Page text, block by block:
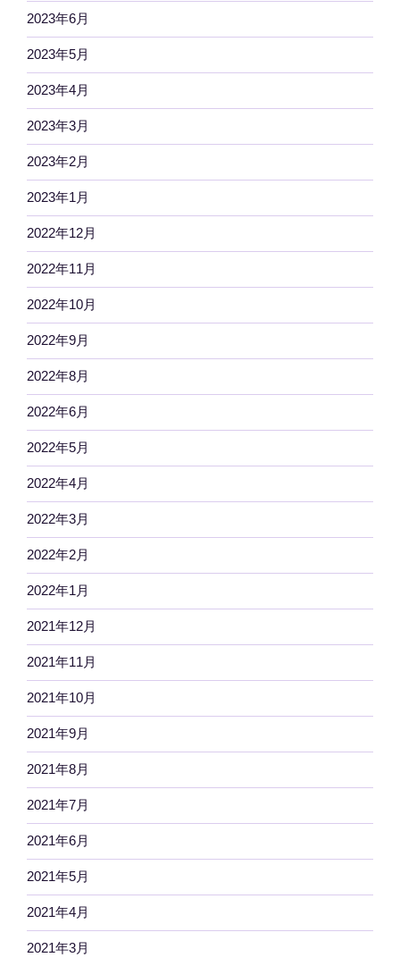
2023年6月
2023年5月
2023年4月
2023年3月
2023年2月
2023年1月
2022年12月
2022年11月
2022年10月
2022年9月
2022年8月
2022年6月
2022年5月
2022年4月
2022年3月
2022年2月
2022年1月
2021年12月
2021年11月
2021年10月
2021年9月
2021年8月
2021年7月
2021年6月
2021年5月
2021年4月
2021年3月